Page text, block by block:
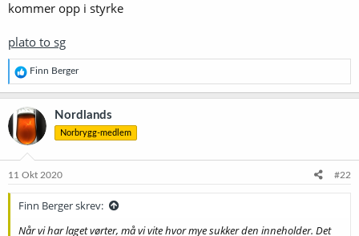
kommer opp i styrke
plato to sg
R
e
a
k
s
j
o
e
Finn Berger
Nordlands
Norbrygg-medlem
11 Okt 2020 #22
Finn Berger skrev:
Når vi har laget vørter, må vi vite hvor mye sukker den inneholder. Det